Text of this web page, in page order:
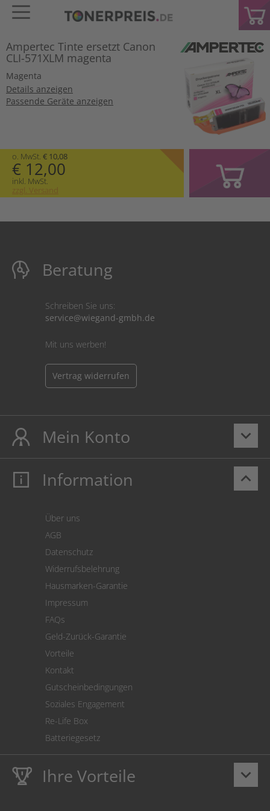
Ampertec Tinte ersetzt Canon
CLI-571XLM magenta
Magenta
Details anzeigen
Passende Geräte anzeigen
o. MwSt. € 10,08
€ 12,00
inkl. MwSt.
zzgl. Versand
Beratung
Schreiben Sie uns:
service@wiegand-gmbh.de
Mit uns werben!
Vertrag widerrufen
keyboard_arrow_down
Mein Konto
Mein Konto
Cookie Einstellungen
keyboard_arrow_up
Information
Über uns
AGB
Datenschutz
Widerrufsbelehrung
Hausmarken-Garantie
Impressum
FAQs
Geld-Zurück-Garantie
Vorteile
Kontakt
Gutscheinbedingungen
Soziales Engagement
Re-Life Box
Batteriegesetz
keyboard_arrow_down
Ihre Vorteile